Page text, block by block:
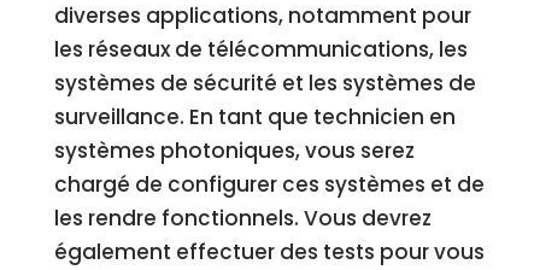
diverses applications, notamment pour
les réseaux de télécommunications, les
systèmes de sécurité et les systèmes de
surveillance. En tant que technicien en
systèmes photoniques, vous serez
chargé de configurer ces systèmes et de
les rendre fonctionnels. Vous devrez
également effectuer des tests pour vous